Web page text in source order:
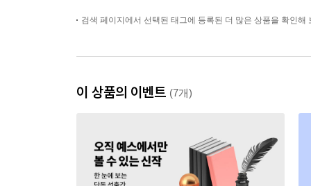
검색 페이지에서 선택된 태그에 등록된 더 많은 상품을 확인해
이 상품의 이벤트 (7개)